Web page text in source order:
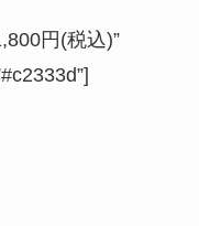
円(税込)”